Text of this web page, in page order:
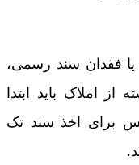
یا فقدان سند رسمی،
از املاک باید ابتدا
برای اخذ سند تک